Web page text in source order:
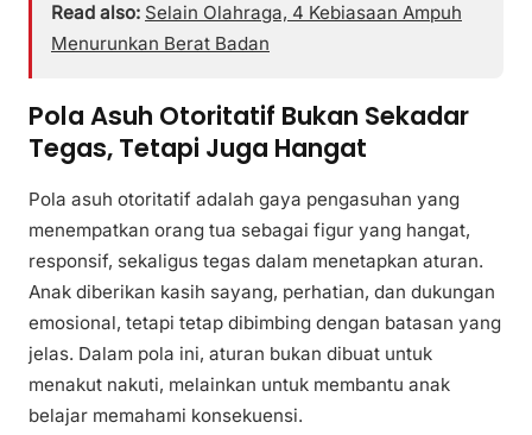
Read also: Selain Olahraga, 4 Kebiasaan Ampuh
Menurunkan Berat Badan
Pola Asuh Otoritatif Bukan Sekadar
Tegas, Tetapi Juga Hangat
Pola asuh otoritatif adalah gaya pengasuhan yang
menempatkan orang tua sebagai figur yang hangat,
responsif, sekaligus tegas dalam menetapkan aturan.
Anak diberikan kasih sayang, perhatian, dan dukungan
emosional, tetapi tetap dibimbing dengan batasan yang
jelas. Dalam pola ini, aturan bukan dibuat untuk
menakut nakuti, melainkan untuk membantu anak
belajar memahami konsekuensi.